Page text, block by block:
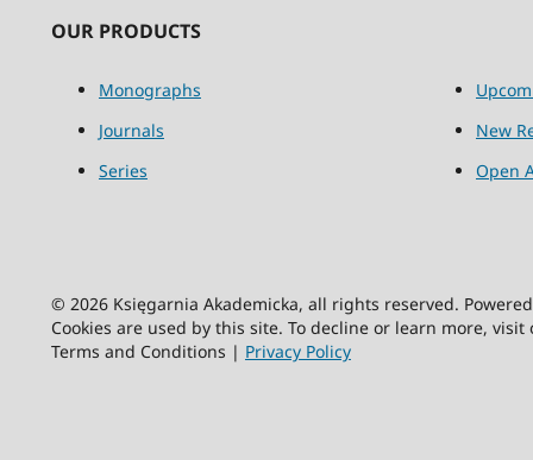
OUR PRODUCTS
Monographs
Journals
Series
New
Open
© 2026 Księgarnia Akademicka, all rights reserved.
Cookies are used by this site. To decline or learn more,
Terms and Conditions | Privacy Policy